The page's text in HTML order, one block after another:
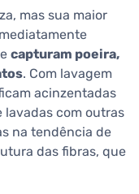
mas sua maior
capturam poeira,
. Com lavagem
acinzentadas
lavadas com outras
na tendência de
das fibras, que